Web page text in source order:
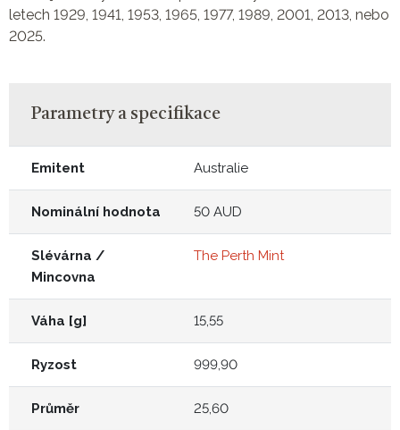
letech 1929, 1941, 1953, 1965, 1977, 1989, 2001, 2013, nebo
2025.
Parametry a specifikace
Emitent Australie
Nominální hodnota 50 AUD
Slévárna /
Mincovna
The Perth Mint
Váha [g] 15,55
Ryzost 999,90
Průměr 25,60